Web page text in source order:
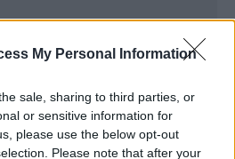
My Personal Information
sale, sharing to third parties, or
or sensitive information for
please use the below opt-out
Please note that after your